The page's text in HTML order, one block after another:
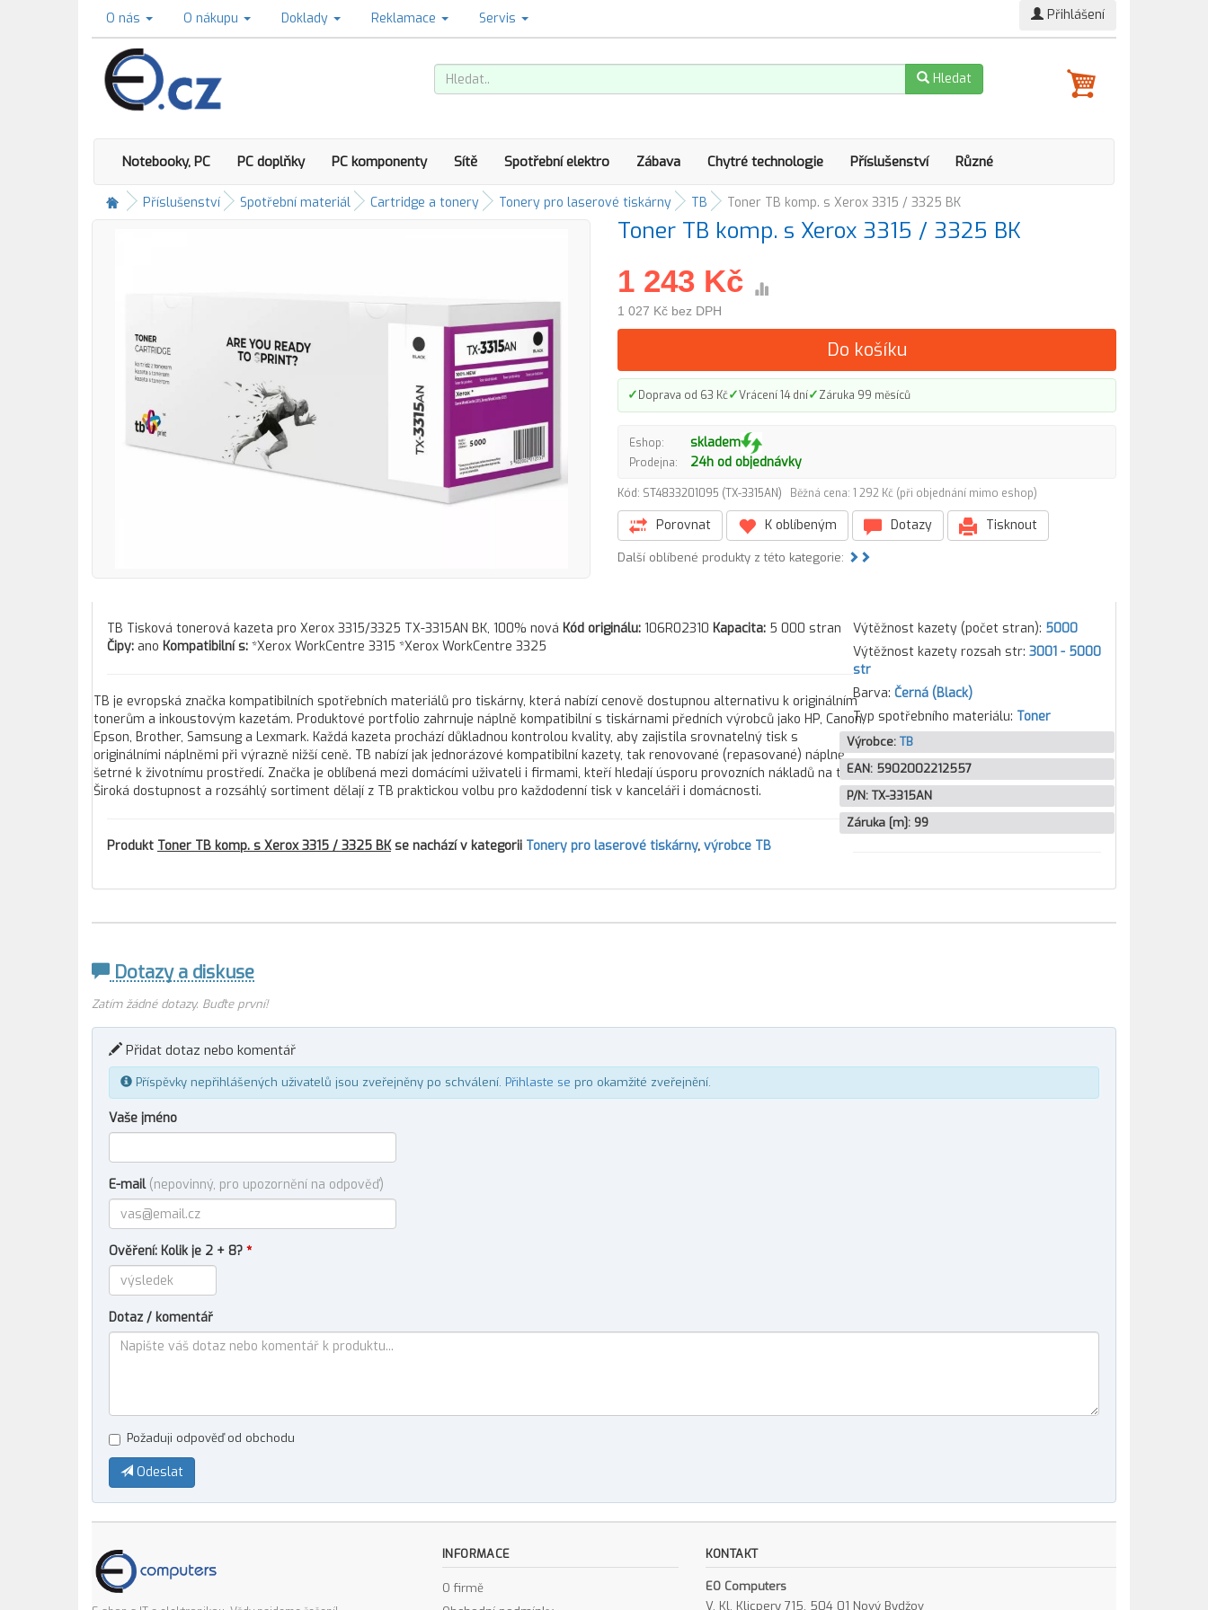
O nás O nákupu Doklady Reklamace Servis Přihlášení
Hledat
Notebooky, PC PC doplňky PC komponenty Sítě Spotřební elektro Zábava Chytré technologie Příslušenství Různé
Příslušenství Spotřební materiál Cartridge a tonery Tonery pro laserové tiskárny TB Toner TB komp. s Xerox 3315 / 3325 BK
Toner TB komp. s Xerox 3315 / 3325 BK
1 243 Kč
1 027 Kč bez DPH
Do košíku
✓Doprava od 63 Kč✓Vrácení 14 dní✓Záruka 99 měsíců
Eshop: skladem
Prodejna: 24h od objednávky
Kód: ST4833201095 (TX-3315AN) Běžná cena: 1 292 Kč (při objednání mimo eshop)
Porovnat K oblíbeným Dotazy Tisknout
Další oblíbené produkty z této kategorie:
TB Tisková tonerová kazeta pro Xerox 3315/3325 TX-3315AN BK, 100% nová Kód originálu: 106R02310 Kapacita: 5 000 stran
Čipy: ano Kompatibilní s: *Xerox WorkCentre 3315 *Xerox WorkCentre 3325
TB je evropská značka kompatibilních spotřebních materiálů pro tiskárny, která nabízí cenově dostupnou alternativu k originálním
tonerům a inkoustovým kazetám. Produktové portfolio zahrnuje náplně kompatibilní s tiskárnami předních výrobců jako HP, Canon,
Epson, Brother, Samsung a Lexmark. Každá kazeta prochází důkladnou kontrolou kvality, aby zajistila srovnatelný tisk s
originálními náplněmi při výrazně nižší ceně. TB nabízí jak jednorázové kompatibilní kazety, tak renovované (repasované) náplně
šetrné k životnímu prostředí. Značka je oblíbená mezi domácími uživateli i firmami, kteří hledají úsporu provozních nákladů na tisk.
Široká dostupnost a rozsáhlý sortiment dělají z TB praktickou volbu pro každodenní tisk v kanceláři i domácnosti.
Produkt Toner TB komp. s Xerox 3315 / 3325 BKse nachází v kategorii Tonery pro laserové tiskárny, výrobce TB
Výtěžnost kazety (počet stran): 5000
Výtěžnost kazety rozsah str: 3001 - 5000
str
Barva: Černá (Black)
Typ spotřebního materiálu: Toner
Výrobce: TB
EAN: 5902002212557
P/N: TX-3315AN
Záruka [m]: 99
Dotazy a diskuse
Zatím žádné dotazy. Buďte první!
Přidat dotaz nebo komentář
Příspěvky nepřihlášených uživatelů jsou zveřejněny po schválení. Přihlaste se pro okamžité zveřejnění.
Vaše jméno
E-mail (nepovinný, pro upozornění na odpověď)
Ověření: Kolik je 2 + 8? *
Dotaz / komentář
Požaduji odpověď od obchodu
Odeslat
INFORMACE
O firmě
KONTAKT
EO Computers
V. Kl. Klicpery 715, 504 01 Nový Bydžov